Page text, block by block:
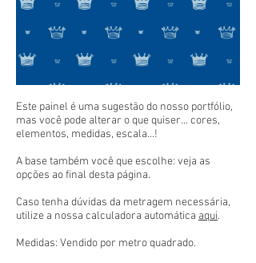
Este painel é uma sugestão do nosso portfólio,
mas você pode alterar o que quiser... cores,
elementos, medidas, escala...!
A base também você que escolhe: veja as
opções ao final desta página.
Caso tenha dúvidas da metragem necessária,
utilize a nossa calculadora automática aqui.
Medidas: Vendido por metro quadrado.